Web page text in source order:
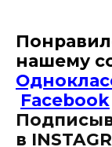
нашему
Facebook
в